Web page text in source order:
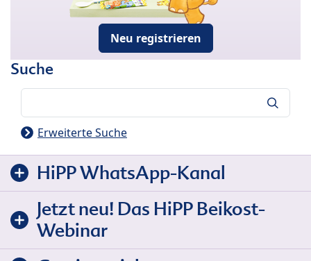
Neu registrieren
Suche
Erweiterte Suche
HiPP WhatsApp-Kanal
Jetzt neu! Das HiPP Beikost-
Webinar